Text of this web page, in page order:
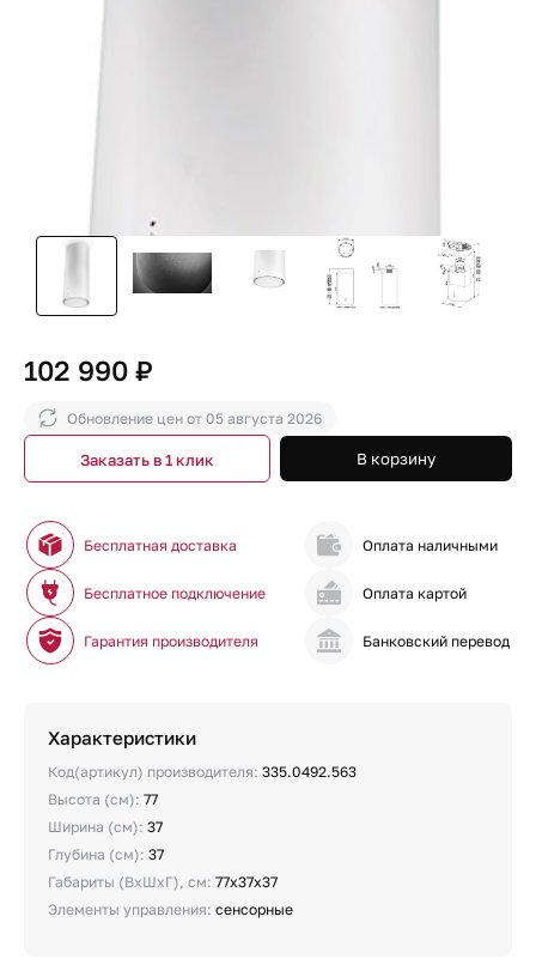
102 990 ₽
Обновление цен от 05 августа 2026
В корзину
Заказать в 1 клик
Бесплатная доставка
Бесплатное подключение
Гарантия производителя
Оплата наличными
Оплата картой
Банковский перевод
Характеристики
Код(артикул) производителя: 335.0492.563
Высота (см): 77
Ширина (см): 37
Глубина (см): 37
Габариты (ВхШхГ), см: 77х37х37
Элементы управления: сенсорные